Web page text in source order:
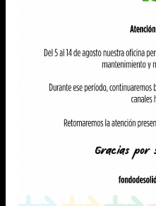
mensuales, los
información asociada
encuentra disponible
Más información